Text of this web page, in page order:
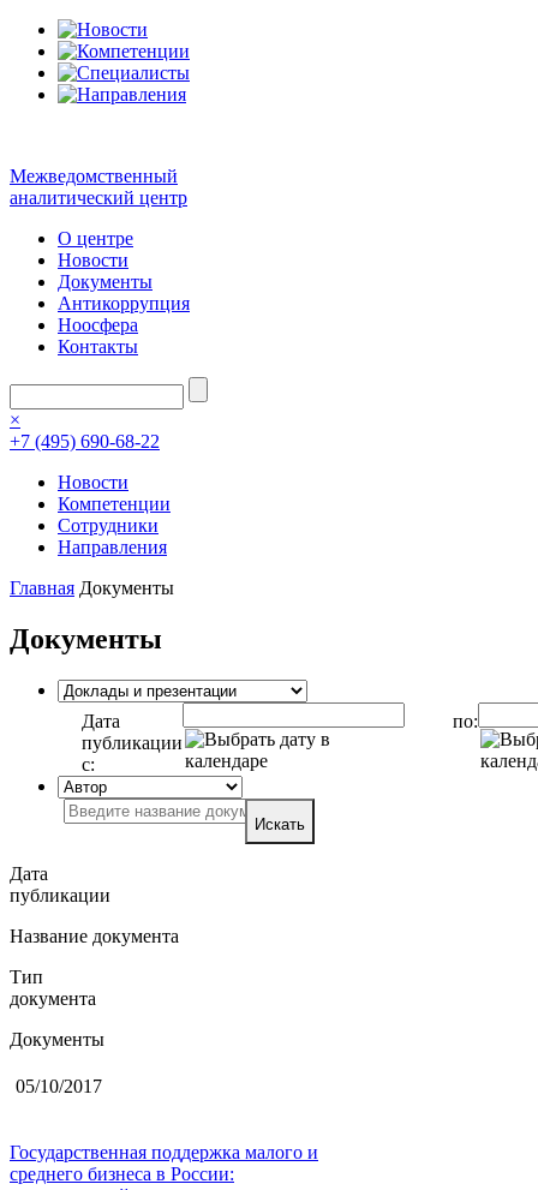
Межведомственный
аналитический центр
О центре
Новости
Документы
Антикоррупция
Ноосфера
Контакты
×
+7 (495) 690-68-22
Новости
Компетенции
Сотрудники
Направления
Главная Документы
Документы
Дата
публикации
с:
по:
Искать
Дата
публикации
Название документа
Тип
документа
Документы
05/10/2017
Государственная поддержка малого и
среднего бизнеса в России: